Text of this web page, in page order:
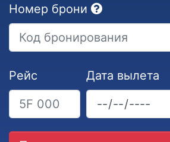
Номер брони
Рейс Дата вылета